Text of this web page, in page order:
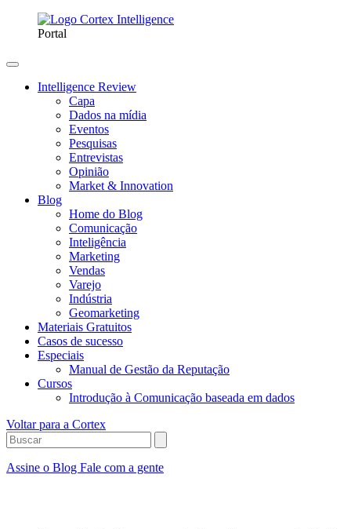
Portal
Intelligence Review
Capa
Dados na mídia
Eventos
Pesquisas
Entrevistas
Opinião
Market & Innovation
Blog
Home do Blog
Comunicação
Inteligência
Marketing
Vendas
Varejo
Indústria
Geomarketing
Materiais Gratuitos
Casos de sucesso
Especiais
Manual de Gestão da Reputação
Cursos
Introdução à Comunicação baseada em dados
Voltar para a Cortex
Assine o Blog Fale com a gente